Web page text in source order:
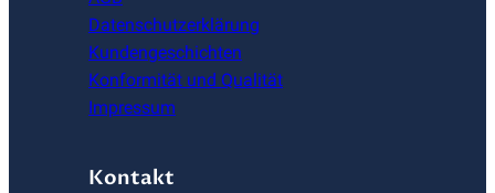
Datenschutzerklärung
Kundengeschichten
Konformität und Qualität
Impressum
Kontakt